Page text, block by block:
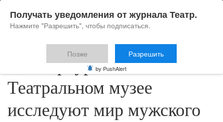
В петербургском
Театральном музее
исследуют мир мужского
Получать уведомления от журнала Театр.
Нажмите "Разрешить", чтобы подписаться.
Позже Разрешить
by PushAlert